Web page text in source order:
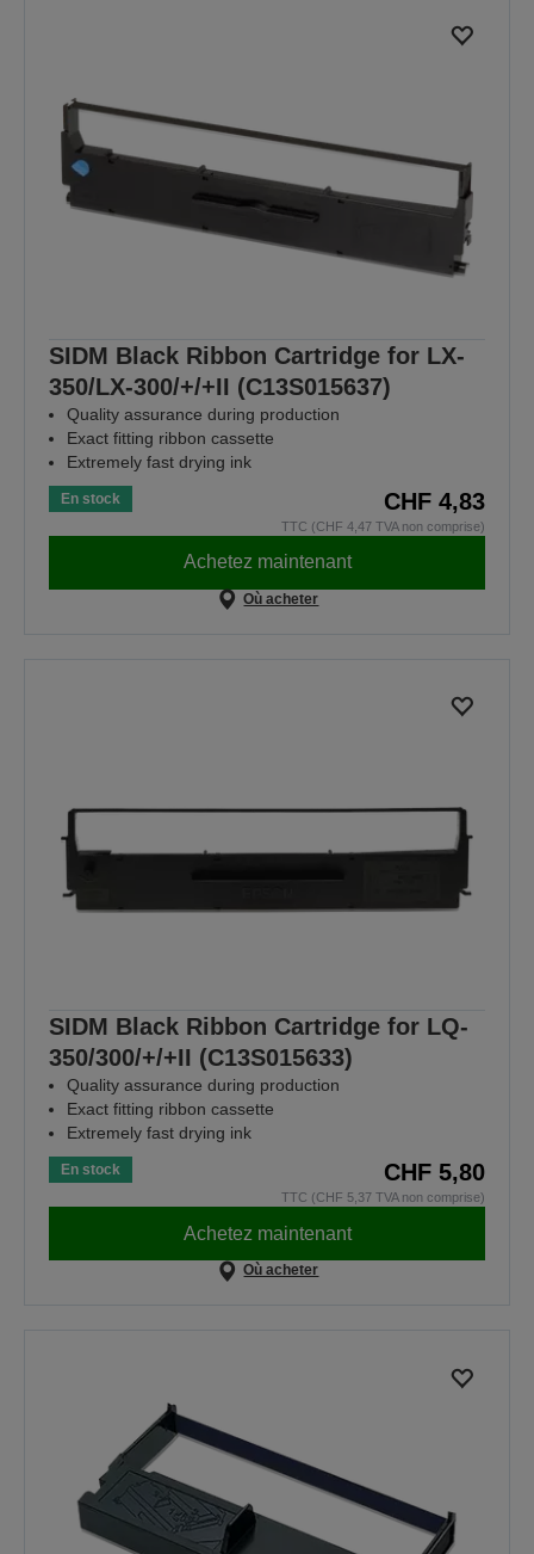
SIDM Black Ribbon Cartridge for LX-
350/LX-300/+/+II (C13S015637)
Quality assurance during production
Exact fitting ribbon cassette
Extremely fast drying ink
En stock CHF 4,83
TTC (CHF 4,47 TVA non comprise)
Achetez maintenant
Où acheter
SIDM Black Ribbon Cartridge for LQ-
350/300/+/+II (C13S015633)
Quality assurance during production
Exact fitting ribbon cassette
Extremely fast drying ink
En stock CHF 5,80
TTC (CHF 5,37 TVA non comprise)
Achetez maintenant
Où acheter